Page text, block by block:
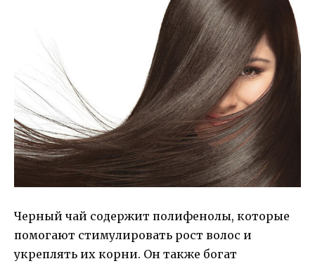
Черный чай содержит полифенолы, которые
помогают стимулировать рост волос и
укреплять их корни. Он также богат